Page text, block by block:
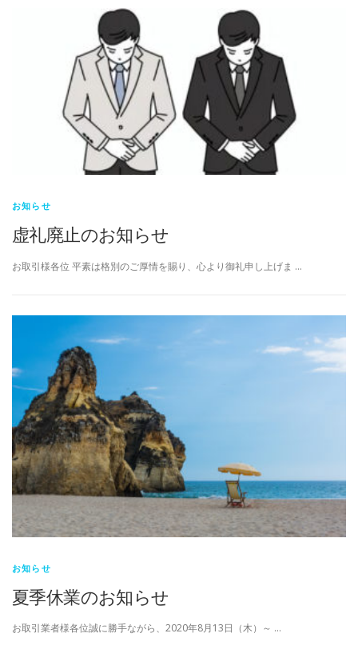
お知らせ
虚礼廃止のお知らせ
お取引様各位 平素は格別のご厚情を賜り、心より御礼申し上げま …
お知らせ
夏季休業のお知らせ
お取引業者様各位誠に勝手ながら、2020年8月13日（木）～ …